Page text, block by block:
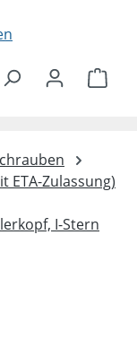
ETA-Zulassung)
I-Stern